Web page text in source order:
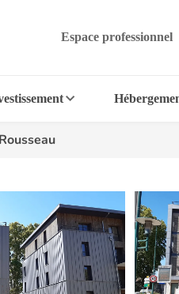
Espace professionnel